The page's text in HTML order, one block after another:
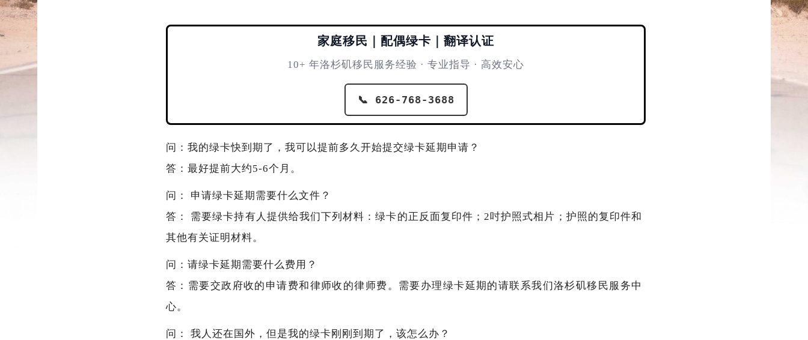
家庭移民｜配偶绿卡｜翻译认证
10+ 年洛杉矶移民服务经验 · 专业指导 · 高效安心
📞 626-768-3688
问：我的绿卡快到期了，我可以提前多久开始提交绿卡延期申请？
答：最好提前大约5-6个月。
问： 申请绿卡延期需要什么文件？
答： 需要绿卡持有人提供给我们下列材料：绿卡的正反面复印件；2吋护照式相片；护照的复印件和
其他有关证明材料。
问：请绿卡延期需要什么费用？
答：需要交政府收的申请费和律师收的律师费。需要办理绿卡延期的请联系我们洛杉矶移民服务中
心。
问： 我人还在国外，但是我的绿卡刚刚到期了，该怎么办？